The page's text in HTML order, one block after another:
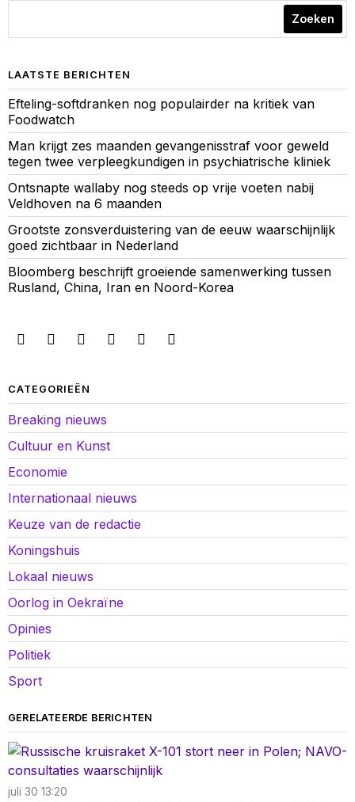
Zoeken
LAATSTE BERICHTEN
Efteling-softdranken nog populairder na kritiek van
Foodwatch
Man krijgt zes maanden gevangenisstraf voor geweld
tegen twee verpleegkundigen in psychiatrische kliniek
Ontsnapte wallaby nog steeds op vrije voeten nabij
Veldhoven na 6 maanden
Grootste zonsverduistering van de eeuw waarschijnlijk
goed zichtbaar in Nederland
Bloomberg beschrijft groeiende samenwerking tussen
Rusland, China, Iran en Noord-Korea
CATEGORIEËN
Breaking nieuws
Cultuur en Kunst
Economie
Internationaal nieuws
Keuze van de redactie
Koningshuis
Lokaal nieuws
Oorlog in Oekraïne
Opinies
Politiek
Sport
GERELATEERDE BERICHTEN
juli 30 13:20